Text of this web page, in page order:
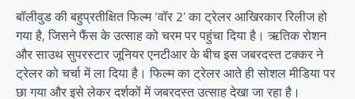
बॉलीवुड की बहुप्रतीक्षित फिल्म ‘वॉर 2’ का ट्रेलर आखिरकार रिलीज हो
गया है, जिसने फैंस के उत्साह को चरम पर पहुंचा दिया है। ऋतिक रोशन
और साउथ सुपरस्टार जूनियर एनटीआर के बीच इस जबरदस्त टक्कर ने
ट्रेलर को चर्चा में ला दिया है। फिल्म का ट्रेलर आते ही सोशल मीडिया पर
छा गया और इसे लेकर दर्शकों में जबरदस्त उत्साह देखा जा रहा है।